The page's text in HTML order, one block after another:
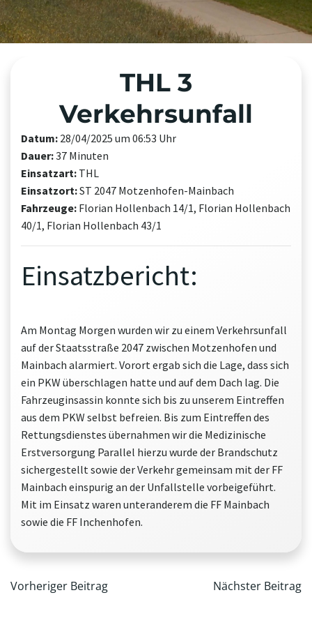
THL 3
Verkehrsunfall
Datum: 28/04/2025 um 06:53 Uhr
Dauer:37 Minuten
Einsatzart: THL
Einsatzort:ST 2047 Motzenhofen-Mainbach
Fahrzeuge: Florian Hollenbach 14/1, Florian Hollenbach
40/1, Florian Hollenbach 43/1
Einsatzbericht:
Am Montag Morgen wurden wir zu einem Verkehrsunfall
auf der Staatsstraße 2047 zwischen Motzenhofen und
Mainbach alarmiert. Vorort ergab sich die Lage, dass sich
ein PKW überschlagen hatte und auf dem Dach lag. Die
Fahrzeuginsassin konnte sich bis zu unserem Eintreffen
aus dem PKW selbst befreien. Bis zum Eintreffen des
Rettungsdienstes übernahmen wir die Medizinische
Erstversorgung Parallel hierzu wurde der Brandschutz
sichergestellt sowie der Verkehr gemeinsam mit der FF
Mainbach einspurig an der Unfallstelle vorbeigeführt.
Mit im Einsatz waren unteranderem die FF Mainbach
sowie die FF Inchenhofen.
Beitragsnavigation
Vorheriger Beitrag Nächster Beitrag